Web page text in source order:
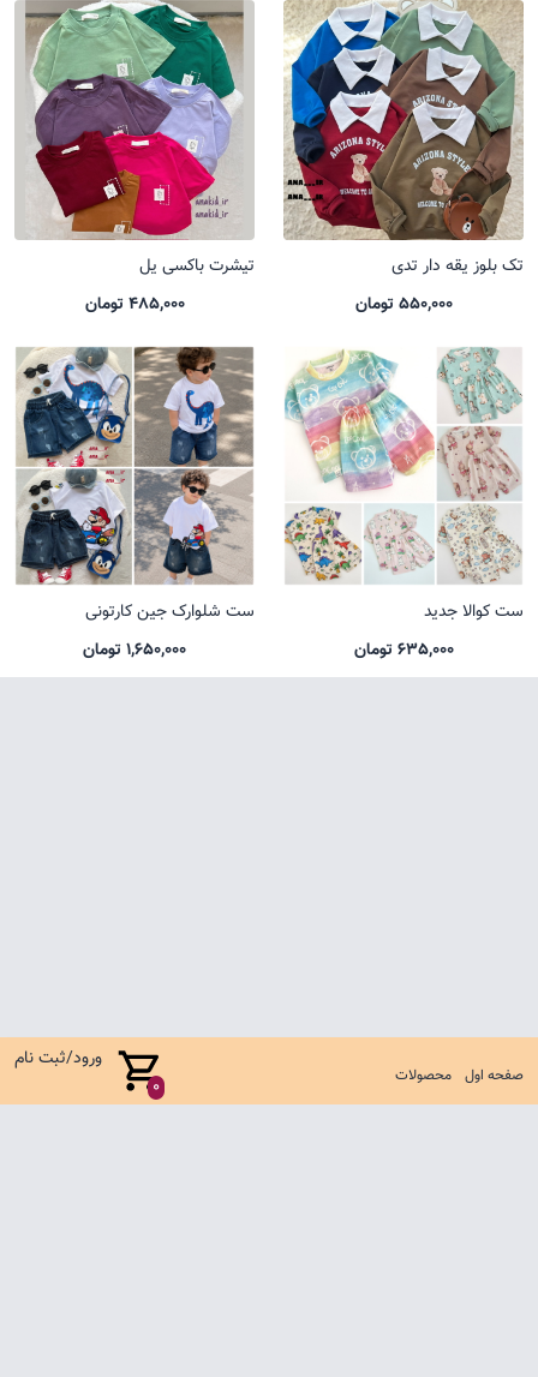
صفحه اول محصولات 0
ورود/ثبت نام
تک بلوز یقه دار تدی
550,000 تومان
تیشرت باکسی یل
485,000 تومان
ست کوالا جدید
635,000 تومان
ست شلوارک جین کارتونی
1,650,000 تومان